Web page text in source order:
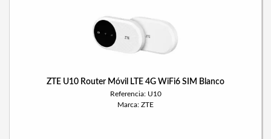
ZTE U10 Router Móvil LTE 4G WiFi6 SIM Blanco
Referencia: U10
Marca: ZTE